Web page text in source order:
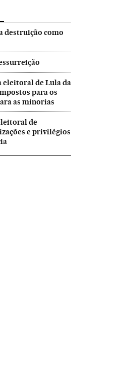
destruição como
eleitoral de Lula da
para os
as minorias
de
e privilégios